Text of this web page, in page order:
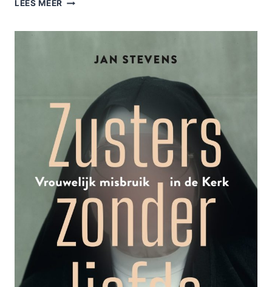
LEES MEER
WAKKER